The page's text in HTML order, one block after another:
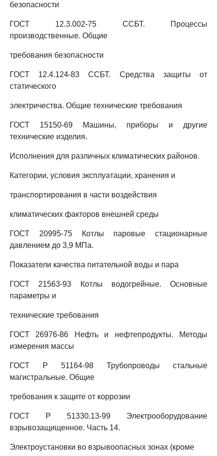
безопасности
ГОСТ 12.3.002-75 ССБТ. Процессы
производственные. Общие
требования безопасности
ГОСТ 12.4.124-83 ССБТ. Средства защиты от
статического
электричества. Общие технические требования
ГОСТ 15150-69 Машины, приборы и другие
технические изделия.
Исполнения для различных климатических районов.
Категории, условия эксплуатации, хранения и
транспортирования в части воздействия
климатических факторов внешней среды
ГОСТ 20995-75 Котлы паровые стационарные
давлением до 3,9 МПа.
Показатели качества питательной воды и пара
ГОСТ 21563-93 Котлы водогрейные. Основные
параметры и
технические требования
ГОСТ 26976-86 Нефть и нефтепродукты. Методы
измерения массы
ГОСТ Р 51164-98 Трубопроводы стальные
магистральные. Общие
требования к защите от коррозии
ГОСТ Р 51330.13-99 Электрооборудование
взрывозащищенное. Часть 14.
Электроустановки во взрывоопасных зонах (кроме